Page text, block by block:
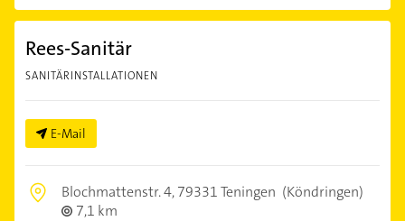
Rees-Sanitär
SANITÄRINSTALLATIONEN
E-Mail
Blochmattenstr. 4,79331 Teningen (Köndringen)
7,1 km